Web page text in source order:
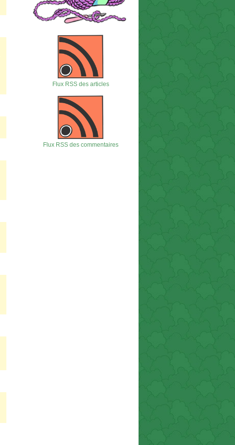
Flux RSS des articles
Flux RSS des commentaires